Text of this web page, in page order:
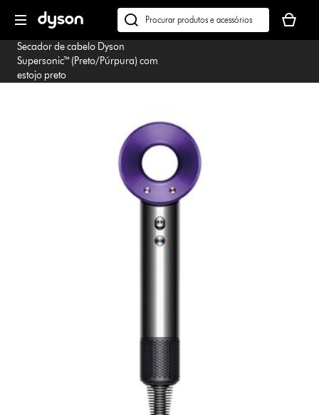
seguinte
Pesquisar
em
dyson.pt
seu
cesto
está
Secador de cabelo Dyson
Supersonic™ (Preto/Púrpura) com
estojo preto